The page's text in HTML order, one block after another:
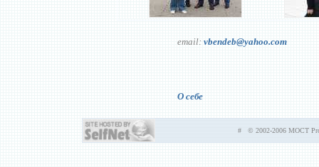
email: vbendeb@yahoo.com
О себе
# © 2002-2006 MOCT